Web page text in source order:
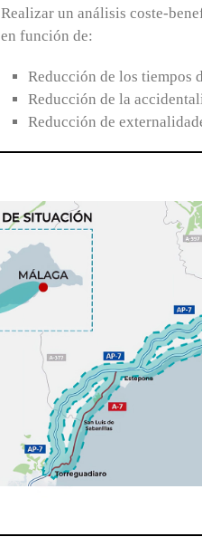
Realizar un análisis coste-
en función de:
Reducción de los tiempos
Reducción de la
Reducción de